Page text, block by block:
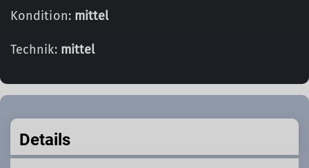
Kondition: mittel
Technik: mittel
Details